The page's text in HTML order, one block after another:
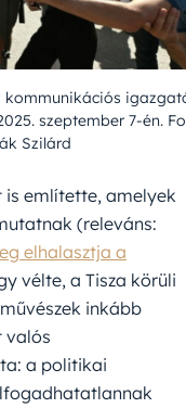
kommunikációs
szeptember 7-én.
Szilárd
is említette, amelyek
(releváns:
elhalasztja a
vélte, a Tisza körüli
inkább
valós
a politikai